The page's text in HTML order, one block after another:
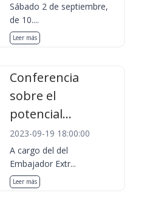
Sábado 2 de septiembre,
de 10....
Leer más
Conferencia
sobre el
potencial...
2023-09-19 18:00:00
A cargo del del
Embajador Extr...
Leer más